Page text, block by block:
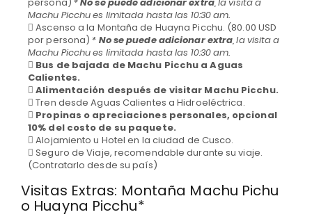
persona) *No se puede adicionar extra, la visita a
Machu Picchu es limitada hasta las 10:30 am.
Ascenso a la Montaña de Huayna Picchu. (80.00 USD
por persona)* No se puede adicionar extra, la visita a
Machu Picchu es limitada hasta las 10:30 am.
Bus de bajada de Machu Picchu a Aguas
Calientes.
Alimentación después de visitar Machu Picchu.
Tren desde Aguas Calientes a Hidroeléctrica.
Propinas o apreciaciones personales, opcional
10% del costo de su paquete.
Alojamiento u Hotel en la ciudad de Cusco.
Seguro de Viaje, recomendable durante su viaje.
(Contratarlo desde su país)
Visitas Extras: Montaña Machu Pichu
o Huayna Picchu*